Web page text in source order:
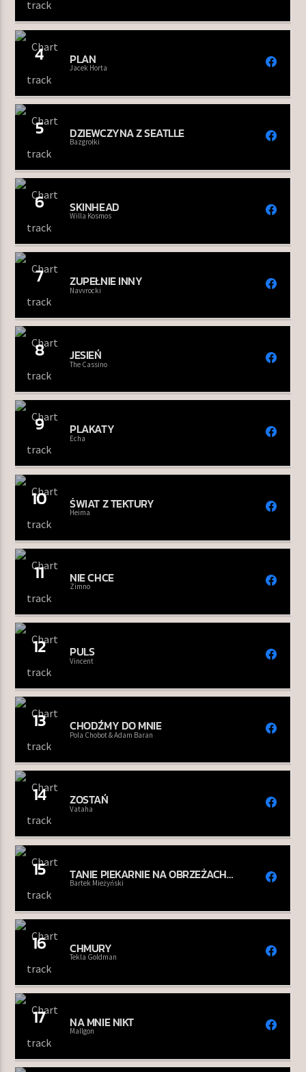
4 PLAN
Jacek Horta
5 DZIEWCZYNA Z SEATLLE
Bazgrołki
6 SKINHEAD
Willa Kosmos
7 ZUPEŁNIE INNY
Navvrocki
8 JESIEŃ
The Cassino
9 PLAKATY
Echa
10 ŚWIAT Z TEKTURY
Heima
11 NIE CHCE
Zimno
12 PULS
Vincent
13 CHODŹMY DO MNIE
Pola Chobot & Adam Baran
14 ZOSTAŃ
Vataha
15 TANIE PIEKARNIE NA OBRZEŻACH
CENTRÓW STOLIC
Bartek Mieżyński
16 CHMURY
Tekla Goldman
17 NA MNIE NIKT
Mallgon